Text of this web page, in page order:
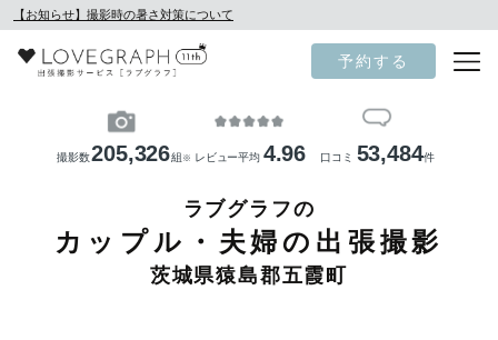
【お知らせ】撮影時の暑さ対策について
予約する
撮影数205,326組 ※ レビュー平均 4.96 口コミ 53,484件
ラブグラフの
カップル・夫婦の出張撮影
茨城県猿島郡五霞町